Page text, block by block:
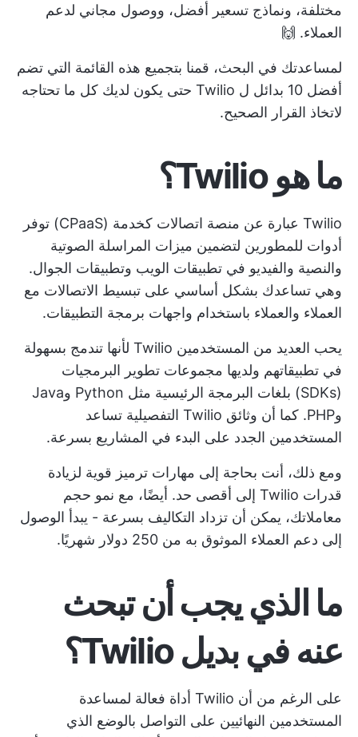
مختلفة، ونماذج تسعير أفضل، ووصول مجاني لدعم
العملاء. 🙌
لمساعدتك في البحث، قمنا بتجميع هذه القائمة التي تضم
أفضل 10 بدائل ل Twilio حتى يكون لديك كل ما تحتاجه
لاتخاذ القرار الصحيح.
ما هو Twilio؟
Twilio عبارة عن منصة اتصالات كخدمة (CPaaS) توفر
أدوات للمطورين لتضمين ميزات المراسلة الصوتية
والنصية والفيديو في تطبيقات الويب وتطبيقات الجوال.
وهي تساعدك بشكل أساسي على تبسيط الاتصالات مع
العملاء والعملاء باستخدام واجهات برمجة التطبيقات.
يحب العديد من المستخدمين Twilio لأنها تندمج بسهولة
في تطبيقاتهم ولديها مجموعات تطوير البرمجيات
(SDKs) بلغات البرمجة الرئيسية مثل Python وJava
وPHP. كما أن وثائق Twilio التفصيلية تساعد
المستخدمين الجدد على البدء في المشاريع بسرعة.
ومع ذلك، أنت بحاجة إلى مهارات ترميز قوية لزيادة
قدرات Twilio إلى أقصى حد. أيضًا، مع نمو حجم
معاملاتك، يمكن أن تزداد التكاليف بسرعة - يبدأ الوصول
إلى دعم العملاء الموثوق به من 250 دولار شهريًا.
ما الذي يجب أن تبحث
عنه في بديل Twilio؟
على الرغم من أن Twilio أداة فعالة لمساعدة
المستخدمين النهائيين على التواصل بالوضع الذي